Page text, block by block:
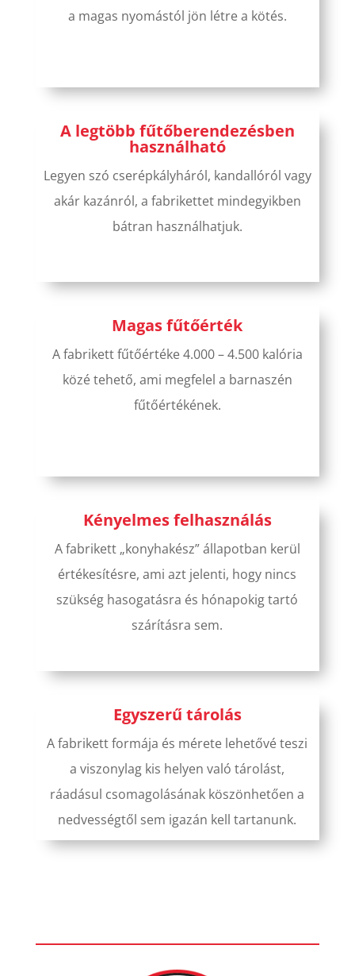
a magas nyomástól jön létre a kötés.
A legtöbb fűtőberendezésben
használható
Legyen szó cserépkályháról, kandallóról vagy
akár kazánról, a fabrikettet mindegyikben
bátran használhatjuk.
Magas fűtőérték
A fabrikett fűtőértéke 4.000 – 4.500 kalória
közé tehető, ami megfelel a barnaszén
fűtőértékének.
Kényelmes felhasználás
A fabrikett „konyhakész” állapotban kerül
értékesítésre, ami azt jelenti, hogy nincs
szükség hasogatásra és hónapokig tartó
szárításra sem.
Egyszerű tárolás
A fabrikett formája és mérete lehetővé teszi
a viszonylag kis helyen való tárolást,
ráadásul csomagolásának köszönhetően a
nedvességtől sem igazán kell tartanunk.